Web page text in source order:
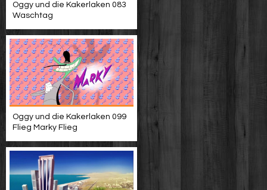
Oggy und die Kakerlaken 083
Waschtag
Oggy und die Kakerlaken 099
Flieg Marky Flieg